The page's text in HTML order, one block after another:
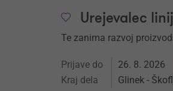
Urejevalec
Te zanima razvoj
Prijave do 26. 8. 2026
Kraj dela Glinek -